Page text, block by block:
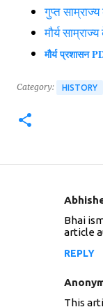
गुप्त
मौर्य
मौर्य प्रशासन
Category: HISTORY
Bhai
article
REPLY
This